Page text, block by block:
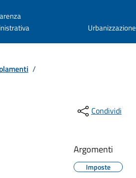
Urbanizzazione
/
Condividi
Argomenti
Imposte